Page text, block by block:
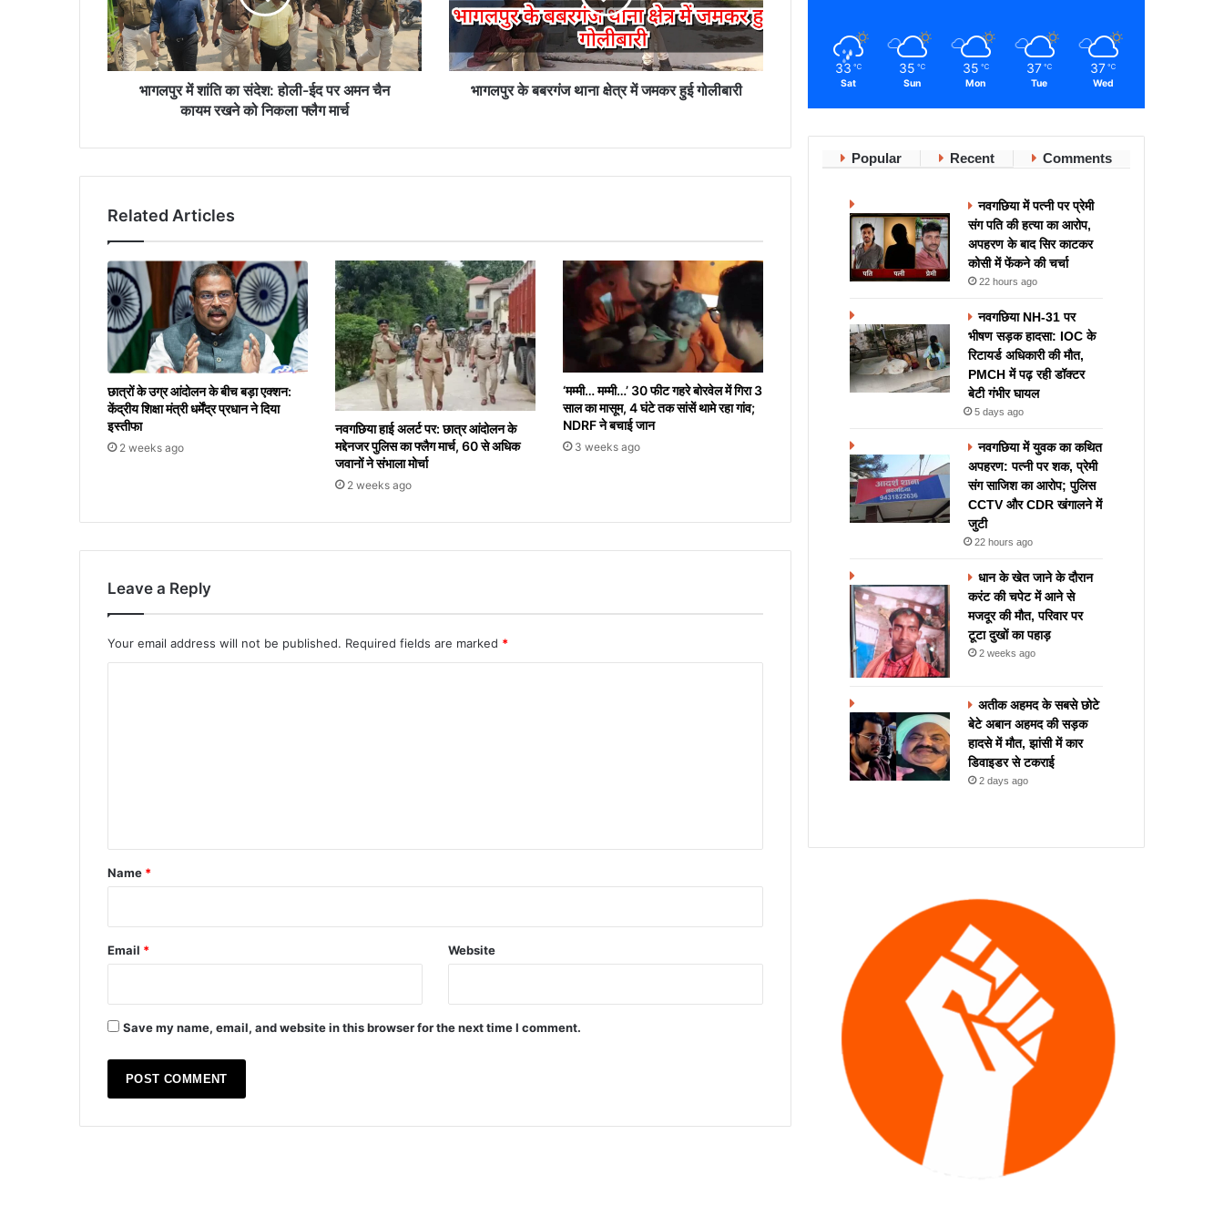
होली-
ईद
पर
अमन
को
भागलपुर में शांति का संदेश: होली-ईद पर अमन चैन
कायम रखने को निकला फ्लैग मार्च
में
जमकर
हुई
गोलीबारी
भागलपुर के बबरगंज थाना क्षेत्र में जमकर हुई गोलीबारी
Related Articles
छात्रों के उग्र आंदोलन के बीच बड़ा एक्शन:
केंद्रीय शिक्षा मंत्री धर्मेंद्र प्रधान ने दिया
इस्तीफा
2 weeks ago
नवगछिया हाई अलर्ट पर: छात्र आंदोलन के
मद्देनजर पुलिस का फ्लैग मार्च, 60 से अधिक
जवानों ने संभाला मोर्चा
2 weeks ago
‘मम्मी… मम्मी…’ 30 फीट गहरे बोरवेल में गिरा 3
साल का मासूम, 4 घंटे तक सांसें थामे रहा गांव;
NDRF ने बचाई जान
3 weeks ago
Leave a Reply
Your email address will not be published. Required fields are marked *
*
Name *
Email * Website
Save my name, email, and website in this browser for the next time I comment.
33 ℃
Sat
35 ℃
Sun
35 ℃
Mon
37 ℃
Tue
37 ℃
Wed
Popular Recent Comments
नवगछिया में पत्नी पर प्रेमी
संग पति की हत्या का आरोप,
अपहरण के बाद सिर काटकर
कोसी में फेंकने की चर्चा
22 hours ago
नवगछिया NH-31 पर
भीषण सड़क हादसा: IOC के
रिटायर्ड अधिकारी की मौत,
PMCH में पढ़ रही डॉक्टर
बेटी गंभीर घायल
5 days ago
नवगछिया में युवक का कथित
अपहरण: पत्नी पर शक, प्रेमी
संग साजिश का आरोप; पुलिस
CCTV और CDR खंगालने में
जुटी
22 hours ago
धान के खेत जाने के दौरान
करंट की चपेट में आने से
मजदूर की मौत, परिवार पर
टूटा दुखों का पहाड़
2 weeks ago
अतीक अहमद के सबसे छोटे
बेटे अबान अहमद की सड़क
हादसे में मौत, झांसी में कार
डिवाइडर से टकराई
2 days ago